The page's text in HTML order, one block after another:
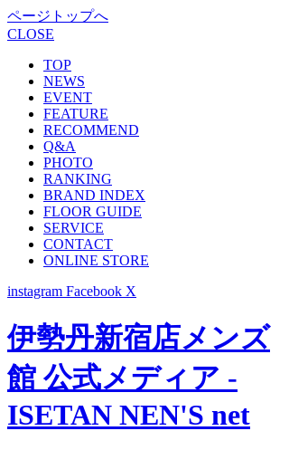
ページトップへ
CLOSE
TOP
NEWS
EVENT
FEATURE
RECOMMEND
Q&A
PHOTO
RANKING
BRAND INDEX
FLOOR GUIDE
SERVICE
CONTACT
ONLINE STORE
instagram Facebook X
伊勢丹新宿店メンズ
館 公式メディア -
ISETAN NEN'S net